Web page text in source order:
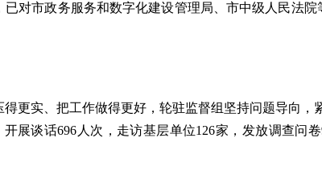
对市政务服务和数字化建设管理局、市中级人民法院
实、把工作做得更好，轮驻监督组坚持问题导向，
展谈话696人次，走访基层单位126家，发放调查问